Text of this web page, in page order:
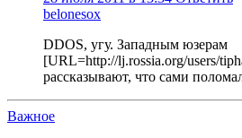
belonesox
DDOS, угу. Западным юзерам
[URL=http://lj.rossia.org/users/
рассказывают, что сами
Важное